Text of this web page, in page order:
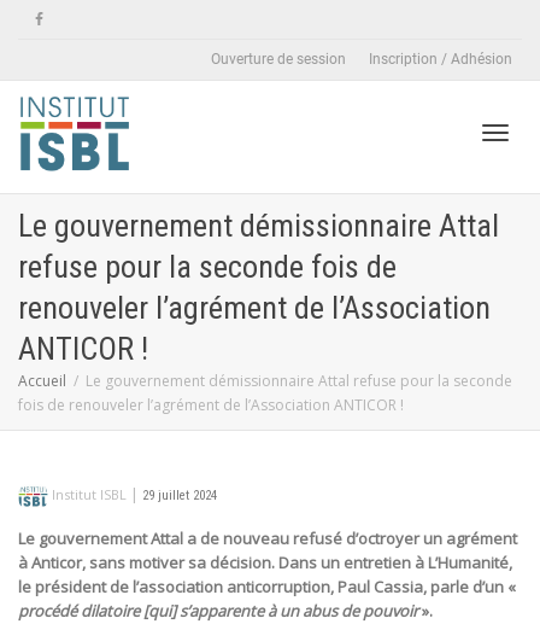
Ouverture de session Inscription / Adhésion
Le gouvernement démissionnaire Attal
refuse pour la seconde fois de
renouveler l’agrément de l’Association
ANTICOR !
Accueil
Le gouvernement démissionnaire Attal refuse pour la seconde
fois de renouveler l’agrément de l’Association ANTICOR !
Institut ISBL | 29 juillet 2024
Le gouvernement Attal a de nouveau refusé d’octroyer un agrément
àAnticor, sans motiver sa décision. Dans un entretien à L’Humanité,
le président de l’association anticorruption, Paul Cassia, parle d’un «
procédé dilatoire [qui] s’apparente à un abus de pouvoir».